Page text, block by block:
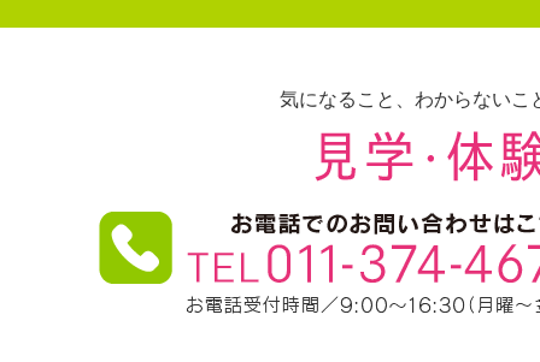
気になること、わからないこ